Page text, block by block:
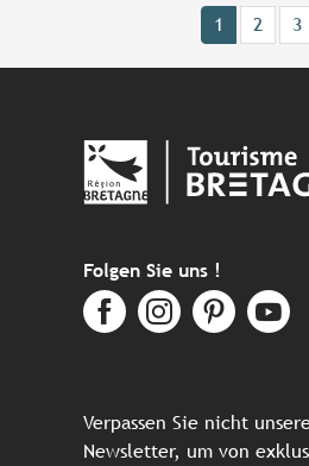
1 2 3
Folgen Sie uns !
Verpassen Sie nicht
Newsletter, um von